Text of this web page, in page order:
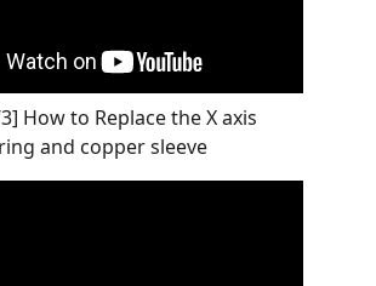
How to Replace the X axis
and copper sleeve